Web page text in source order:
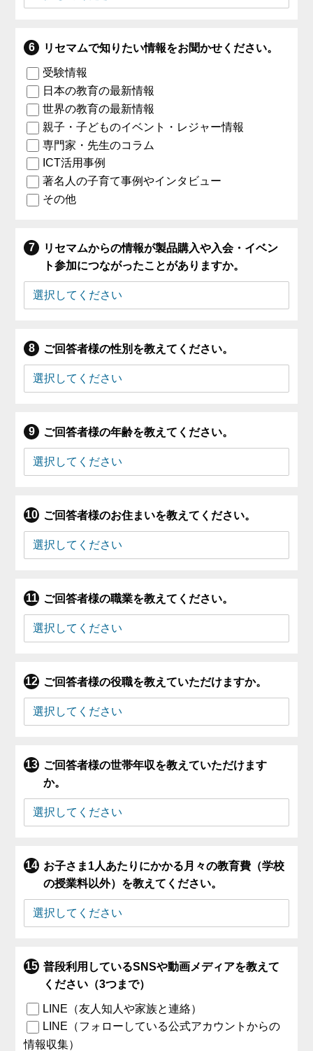
リセマムで知りたい情報をお聞かせください。
受験情報
日本の教育の最新情報
世界の教育の最新情報
親子・子どものイベント・レジャー情報
専門家・先生のコラム
ICT活用事例
著名人の子育て事例やインタビュー
その他
リセマムからの情報が製品購入や入会・イベン
ト参加につながったことがありますか。
ご回答者様の性別を教えてください。
ご回答者様の年齢を教えてください。
ご回答者様のお住まいを教えてください。
ご回答者様の職業を教えてください。
ご回答者様の役職を教えていただけますか。
ご回答者様の世帯年収を教えていただけます
か。
お子さま1人あたりにかかる月々の教育費（学校
の授業料以外）を教えてください。
普段利用しているSNSや動画メディアを教えて
ください（3つまで）
LINE（友人知人や家族と連絡）
LINE（フォローしている公式アカウントからの
情報収集）